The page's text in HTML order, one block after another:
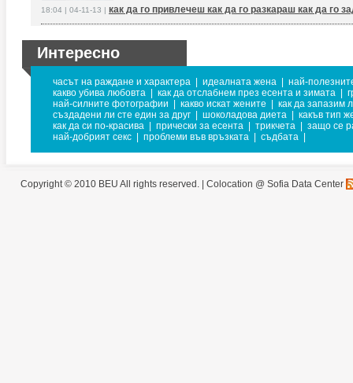
18:04 | 04-11-13 | как да го привлечеш как да го разкараш как да го
Интересно
часът на раждане и характера идеалната жена
най-
какво убива любовта
как да отслабнем през есента и зимата
най-силните фотографии
какво искат жените
как да запазим
създадени ли сте един за друг
шоколадова диета
какъв тип
как да си по-красива
прически за есента трикчета
защо се
най-добрият секс
проблеми във връзката съдбата
Copyright © 2010 BEU All rights reserved. | Colocation @ Sofia Data Center